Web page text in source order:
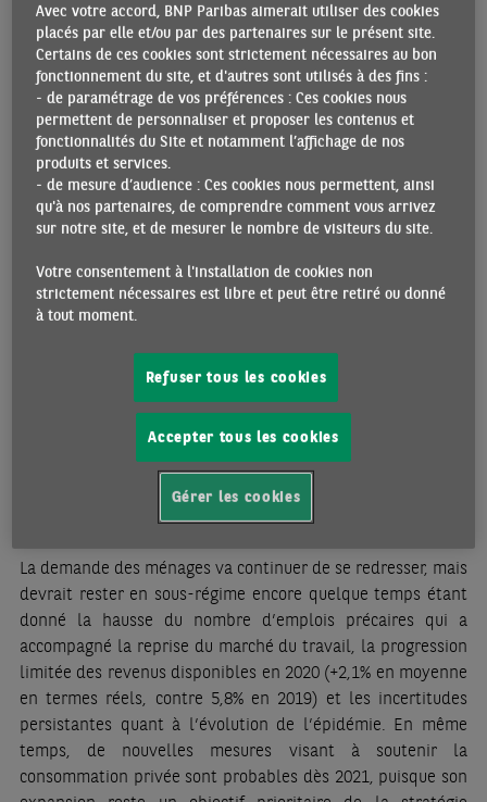
renforcé dès le T2, la
reprise des ventes au
détail a d’abord été très
hésitante et ne s’est
consolidée que depuis la fin de l’été (atteignant +5% en g.a.
au T4 2020). Sur l’ensemble de l’année, les volumes de
ventes au détail étaient encore près de 5% inférieurs à leur
niveau de 2019.
du marché du travail et la baisse de l’inflation. Le taux de
chômage urbain a diminué depuis mars pour atteindre 5,2%
en novembre et décembre, soit le niveau de fin 2019.
L’inflation des prix à la consommation a fortement reculé au
cours de l’année 2020, passant de 5% en g.a. au T1 à 0,1% au
T4, principalement sous l’effet de l’importante décélération
des prix alimentaires après leur flambée dans les derniers
mois de 2019 et premiers mois de 2020. L’inflation sous-
jacente est également faible, mais stable (+0,5% depuis
juillet contre 1,6% en moyenne en 2019).
La demande des ménages va continuer de se redresser, mais
devrait rester en sous-régime encore quelque temps étant
donné la hausse du nombre d’emplois précaires qui a
accompagné la reprise du marché du travail, la progression
limitée des revenus disponibles en 2020 (+2,1% en moyenne
en termes réels, contre 5,8% en 2019) et les incertitudes
persistantes quant à l’évolution de l’épidémie. En même
temps, de nouvelles mesures visant à soutenir la
consommation privée sont probables dès 2021, puisque son
Avec votre accord, BNP Paribas aimerait utiliser des cookies
placés par elle et/ou par des partenaires sur le présent site.
Certains de ces cookies sont strictement nécessaires au bon
fonctionnement du site, et d'autres sont utilisés à des fins :
- de paramétrage de vos préférences : Ces cookies nous
permettent de personnaliser et proposer les contenus et
fonctionnalités du Site et notamment l’affichage de nos
produits et services.
- de mesure d’audience : Ces cookies nous permettent, ainsi
qu'à nos partenaires, de comprendre comment vous arrivez
sur notre site, et de mesurer le nombre de visiteurs du site.
Votre consentement à l'installation de cookies non
strictement nécessaires est libre et peut être retiré ou donné
à tout moment.
Refuser tous les cookies
Accepter tous les cookies
Gérer les cookies